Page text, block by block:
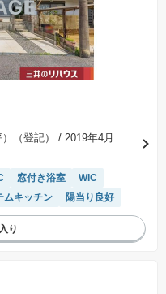
（登記）
/ 2019年4月
窓付き浴室
WIC
ムキッチン 陽当り良好